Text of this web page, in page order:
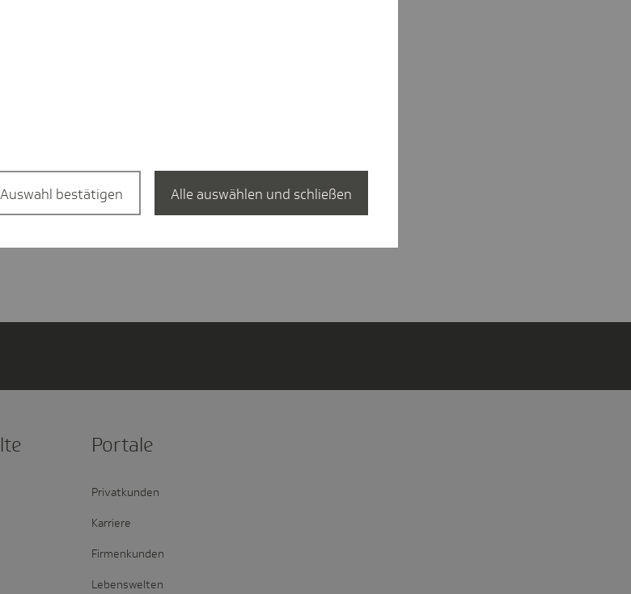
Sie den Filter und versuchen es erneut."
Portale
Privatkunden
Karriere
Firmenkunden
Lebenswelten
Auswahl bestätigen Alle auswählen und schließen